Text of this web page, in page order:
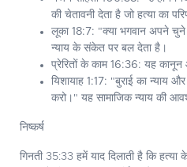
की चेतावनी देता है जो हत्या का
लूका 18:7: "क्या भगवान अपने
न्याय के संकेत पर बल देता है।
प्रेरितों के काम 16:36: यह कानून
यिशायाह 1:17: "बुराई का न्याय
करो।" यह सामाजिक न्याय की
निष्कर्ष
गिनती 35:33 हमें याद दिलाती है कि हत्या